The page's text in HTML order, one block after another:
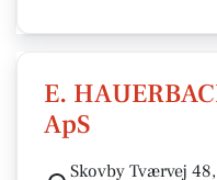
E.
ApS
Skovby Tværvej